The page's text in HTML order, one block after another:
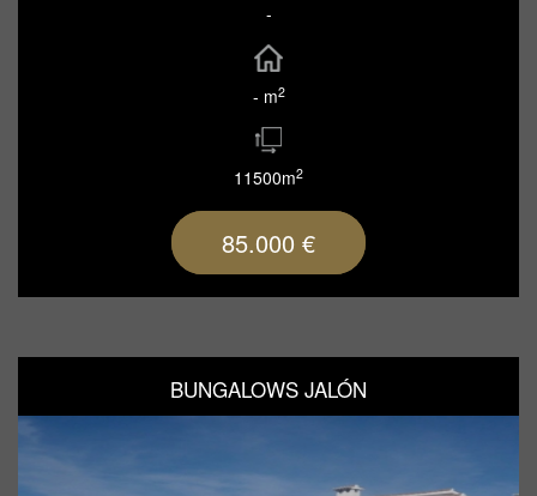
-
- m2
11500m2
85.000 €
BUNGALOWS JALÓN